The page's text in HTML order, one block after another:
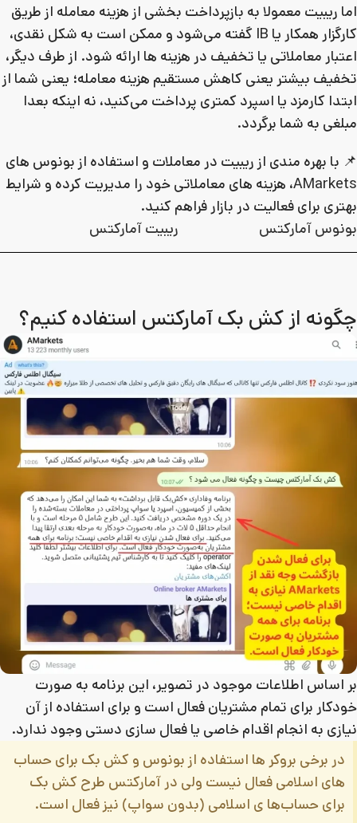
اما ریبیت معمولا به بازپرداخت بخشی از هزینه معامله از طریق
کارگزار همکار یا IB گفته می‌شود و ممکن است به شکل نقدی،
اعتبار معاملاتی یا تخفیف در هزینه‌ ها ارائه شود. از طرف دیگر،
تخفیف بیشتر یعنی کاهش مستقیم هزینه معامله؛ یعنی شما از
ابتدا کارمزد یا اسپرد کمتری پرداخت می‌کنید، نه اینکه بعدا
مبلغی به شما برگردد.
📌 با بهره‌ مندی از ریبیت در معاملات و استفاده از بونوس‌ های
AMarkets، هزینه‌ های معاملاتی خود را مدیریت کرده و شرایط
بهتری برای فعالیت در بازار فراهم کنید.
بونوس آمارکتس
ریبیت آمارکتس
چگونه از کش بک آمارکتس استفاده کنیم؟
بر اساس اطلاعات موجود در تصویر، این برنامه به‌ صورت
خودکار برای تمام مشتریان فعال است و برای استفاده از آن
نیازی به انجام اقدام خاصی یا فعال‌ سازی دستی وجود ندارد.
در برخی بروکر ها استفاده از بونوس و کش بک برای حساب
های اسلامی فعال نیست ولی در آمارکتس طرح کش‌ بک
برای حساب‌ها ی اسلامی (بدون سواپ) نیز فعال است.